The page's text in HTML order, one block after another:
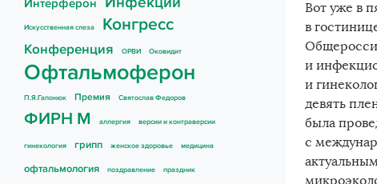
Интерферон
Искусственная слеза Конгресс
Конференция ОРВИ Оковидит
Офтальмоферон
П.Я.Гапонюк Премия Святослав Федоров
ФИРН М аллергия версии и контраверсии
гинекология грипп женское здоровье медицина
офтальмология поздравление праздник
Вот уже в
в
и
и
девять
была
с